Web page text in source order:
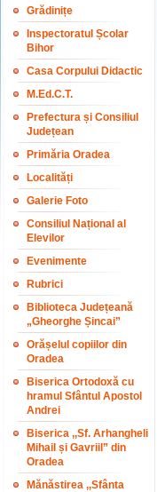
Grădinițe
Inspectoratul Școlar
Bihor
Casa Corpului Didactic
M.Ed.C.T.
Prefectura și Consiliul
Județean
Primăria Oradea
Localități
Galerie Foto
Consiliul Național al
Elevilor
Evenimente
Rubrici
Biblioteca Județeană
„Gheorghe Șincai”
Orășelul copiilor din
Oradea
Biserica Ortodoxă cu
hramul Sfântul Apostol
Andrei
Biserica ,,Sf. Arhangheli
Mihail și Gavriil” din
Oradea
Mănăstirea ,,Sfânta